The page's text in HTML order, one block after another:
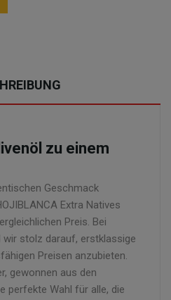
zu einem
Geschmack
Extra Natives
Preis. Bei
wir stolz darauf, erstklassige
Preisen anzubieten.
gewonnen aus den
perfekte Wahl für alle, die